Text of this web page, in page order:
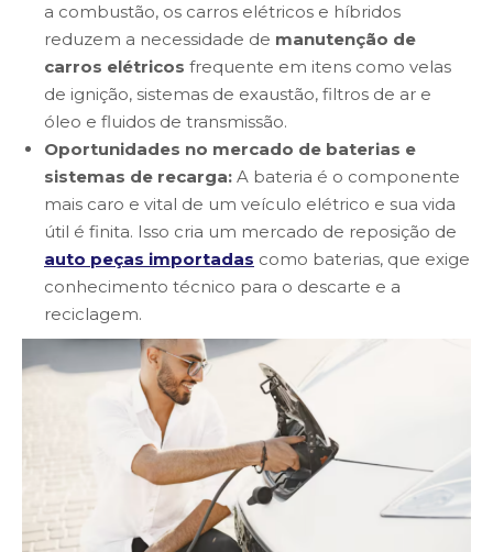
a combustão, os carros elétricos e híbridos
reduzem a necessidade de manutenção de
carros elétricos frequente em itens como velas
de ignição, sistemas de exaustão, filtros de ar e
óleo e fluidos de transmissão.
Oportunidades no mercado de baterias e
sistemas de recarga: A bateria é o componente
mais caro e vital de um veículo elétrico e sua vida
útil é finita. Isso cria um mercado de reposição de
auto peças importadas como baterias, que exige
conhecimento técnico para o descarte e a
reciclagem.